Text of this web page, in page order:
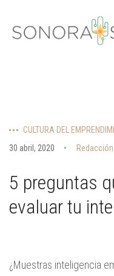
CULTURA DEL
30 abril, 2020
5 preguntas
evaluar tu
¿Muestras inteligencia